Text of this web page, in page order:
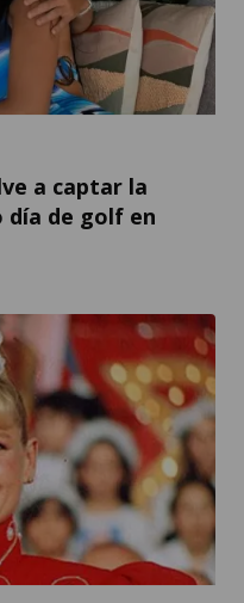
a captar la
día de golf en